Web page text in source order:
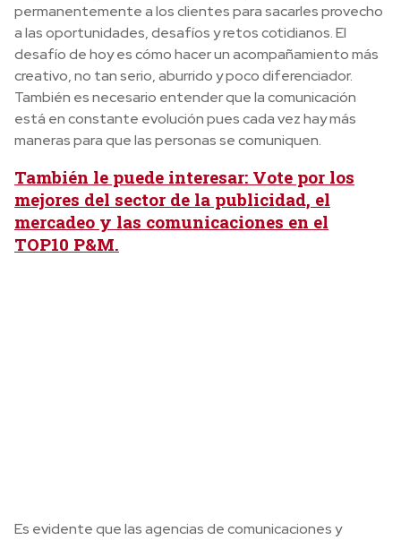
permanentemente a los clientes para sacarles provecho
a las oportunidades, desafíos y retos cotidianos. El
desafío de hoy es cómo hacer un acompañamiento más
creativo, no tan serio, aburrido y poco diferenciador.
También es necesario entender que la comunicación
está en constante evolución pues cada vez hay más
maneras para que las personas se comuniquen.
También le puede interesar: Vote por los
mejores del sector de la publicidad, el
mercadeo y las comunicaciones en el
TOP10 P&M.
Es evidente que las agencias de comunicaciones y